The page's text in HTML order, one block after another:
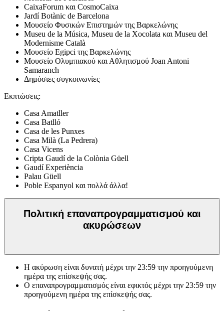
CaixaForum και CosmoCaixa
Jardí Botànic de Barcelona
Μουσείο Φυσικών Επιστημών της Βαρκελώνης
Museu de la Música, Museu de la Xocolata και Museu del
Modernisme Català
Μουσείο Egipci της Βαρκελώνης
Μουσείο Ολυμπιακού και Αθλητισμού Joan Antoni
Samaranch
Δημόσιες συγκοινωνίες
Εκπτώσεις:
Casa Amatller
Casa Batlló
Casa de les Punxes
Casa Milà (La Pedrera)
Casa Vicens
Cripta Gaudí de la Colònia Güell
Gaudí Experiència
Palau Güell
Poble Espanyol και πολλά άλλα!
Πολιτική επαναπρογραμματισμού και
ακυρώσεων
Η ακύρωση είναι δυνατή μέχρι την 23:59 την προηγούμενη
ημέρα της επίσκεψής σας.
Ο επαναπρογραμματισμός είναι εφικτός μέχρι την 23:59 την
προηγούμενη ημέρα της επίσκεψής σας.